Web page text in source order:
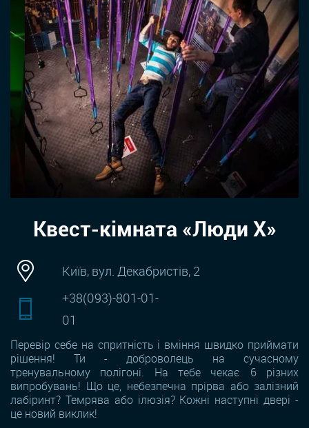
Квест-кімната «Люди Х»
Київ, вул. Декабристів, 2
+38(093)-801-01-
01
Перевір себе на спритність і вміння швидко приймати
рішення! Ти - доброволець на сучасному
тренувальному полігоні. На тебе чекає 6 різних
випробувань! Що це, небезпечна прірва або залізний
лабіринт? Темрява або ілюзія? Кожні наступні двері -
це новий виклик!